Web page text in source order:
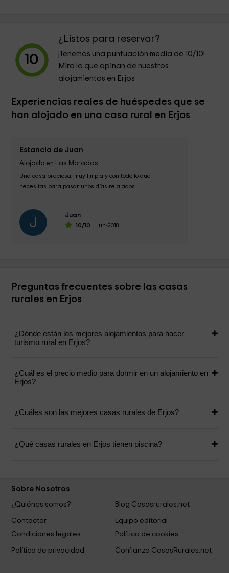
10
¿Listos para reservar?
¡Tenemos una puntuación media de 10/10!
Mira lo que opinan de nuestros
alojamientos en Erjos
Experiencias reales de huéspedes que se
han alojado en una casa rural en Erjos
Estancia de Juan
Alojado en Las Moradas
Una casa preciosa, muy limpia y con todo lo que
necesitas para pasar unos días relajados.
Una zona muy bien conectada,...
J Juan
10/10 jun-2018
Preguntas frecuentes sobre las casas
rurales en Erjos
¿Dónde están los mejores alojamientos para hacer
turismo rural en Erjos?
¿Cuál es el precio medio para dormir en un alojamiento en
Erjos?
¿Cuáles son las mejores casas rurales de Erjos?
¿Qué casas rurales en Erjos tienen piscina?
Sobre Nosotros
¿Quiénes somos?
Blog Casasrurales.net
Contactar
Equipo editorial
Condiciones legales
Política de cookies
Política de privacidad Confianza CasasRurales.net